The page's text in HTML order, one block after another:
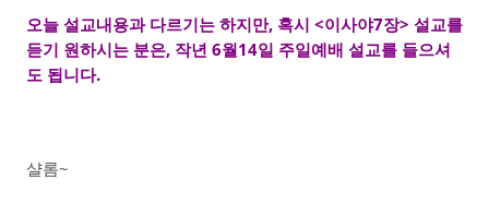
오늘 설교내용과 다르기는 하지만, 혹시 <이사야7장> 설교를
듣기 원하시는 분은, 작년 6월14일 주일예배 설교를 들으셔
도 됩니다.
샬롬~